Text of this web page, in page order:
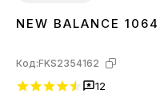
41
NEW BALANCE
Код:FKS2354162
12